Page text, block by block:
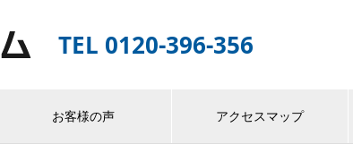
TEL 0120-396-356
お客様の声 アクセスマップ